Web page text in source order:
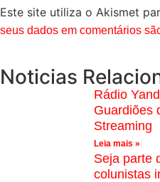
Este site utiliza o Akismet
seus dados em comentários
Noticias
Rádio
Guardiões
Streaming
Leia mais »
Seja parte
colunistas